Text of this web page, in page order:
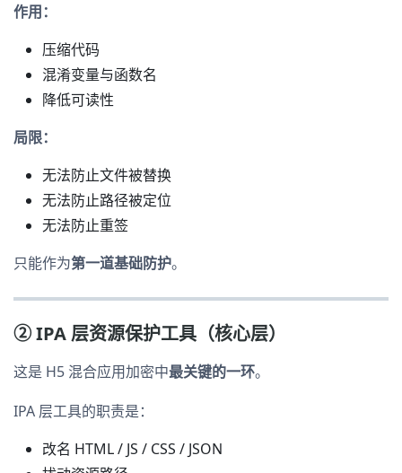
作用：
压缩代码
混淆变量与函数名
降低可读性
局限：
无法防止文件被替换
无法防止路径被定位
无法防止重签
只能作为第一道基础防护。
② IPA 层资源保护工具（核心层）
这是 H5 混合应用加密中最关键的一环。
IPA 层工具的职责是：
改名 HTML / JS / CSS / JSON